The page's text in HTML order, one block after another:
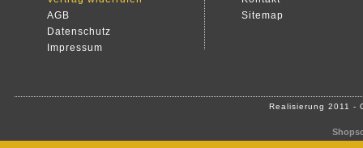
AGB
Datenschutz
Impressum
Sitemap
Realisierung 2011 -